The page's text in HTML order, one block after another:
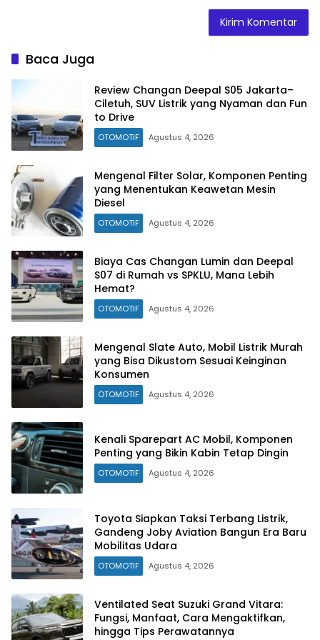
Baca Juga
Review Changan Deepal S05 Jakarta–
Ciletuh, SUV Listrik yang Nyaman dan Fun
to Drive
OTOMOTIF Agustus 4, 2026
Mengenal Filter Solar, Komponen Penting
yang Menentukan Keawetan Mesin
Diesel
OTOMOTIF Agustus 4, 2026
Biaya Cas Changan Lumin dan Deepal
S07 di Rumah vs SPKLU, Mana Lebih
Hemat?
OTOMOTIF Agustus 4, 2026
Mengenal Slate Auto, Mobil Listrik Murah
yang Bisa Dikustom Sesuai Keinginan
Konsumen
OTOMOTIF Agustus 4, 2026
Kenali Sparepart AC Mobil, Komponen
Penting yang Bikin Kabin Tetap Dingin
OTOMOTIF Agustus 4, 2026
Toyota Siapkan Taksi Terbang Listrik,
Gandeng Joby Aviation Bangun Era Baru
Mobilitas Udara
OTOMOTIF Agustus 4, 2026
Ventilated Seat Suzuki Grand Vitara:
Fungsi, Manfaat, Cara Mengaktifkan,
hingga Tips Perawatannya